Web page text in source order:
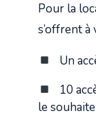
Pour la
s’offrent à
Un
10
le